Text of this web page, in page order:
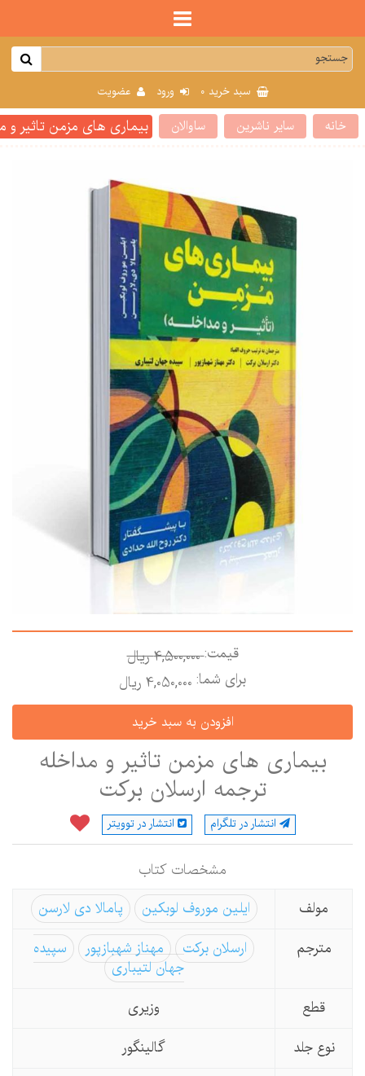
سبد خرید 0 ورود عضویت
خانه سایر ناشرین ساوالان بیماری های مزمن تاثیر و
قیمت:4,500,000 ريال
برای شما: 4,050,000 ريال
بیماری های مزمن تاثیر و مداخله
ترجمه ارسلان برکت
انتشار در تلگرام انتشار در توویتر
مشخصات كتاب
مولف
ایلین موروف لوبکین
پامالا دی لارسن
مترجم
ارسلان برکت مهناز شهبازپور
سپیده
جهان لتیباری
قطع
وزیری
نوع جلد
گالینگور